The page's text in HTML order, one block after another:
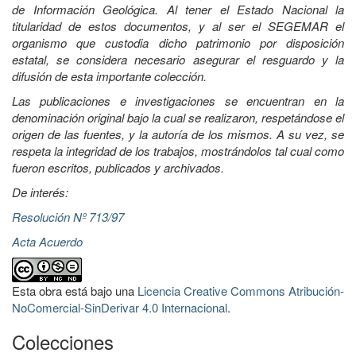
de Información Geológica. Al tener el Estado Nacional la
titularidad de estos documentos, y al ser el SEGEMAR el
organismo que custodia dicho patrimonio por disposición
estatal, se considera necesario asegurar el resguardo y la
difusión de esta importante colección.
Las publicaciones e investigaciones se encuentran en la
denominación original bajo la cual se realizaron, respetándose el
origen de las fuentes, y la autoría de los mismos. A su vez, se
respeta la integridad de los trabajos, mostrándolos tal cual como
fueron escritos, publicados y archivados.
De interés:
Resolución Nº 713/97
Acta Acuerdo
Esta obra está bajo una Licencia Creative Commons Atribución-
NoComercial-SinDerivar 4.0 Internacional.
Colecciones